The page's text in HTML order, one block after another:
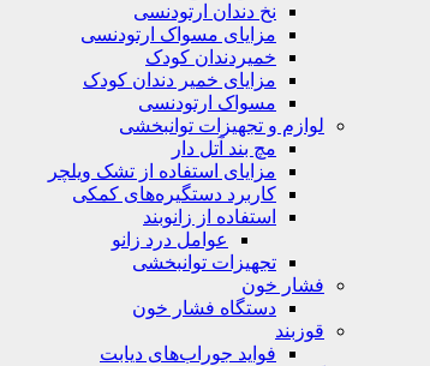
نخ دندان ارتودنسی
مزایای مسواک ارتودنسی
خمیردندان کودک
مزایای خمیر دندان کودک
مسواک ارتودنسی
لوازم و تجهیزات توانبخشی
مچ بند آتل دار
مزایای استفاده از تشک ویلچر
کاربرد دستگیره‌های کمکی
استفاده از زانوبند
عوامل درد زانو
تجهیزات توانبخشی
فشار خون
دستگاه فشار خون
قوزبند
فواید جوراب‌های دیابت